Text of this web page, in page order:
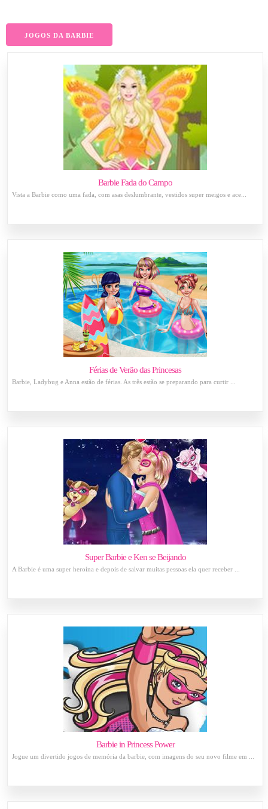
JOGOS DA BARBIE
Barbie Fada do Campo
Vista a Barbie como uma fada, com asas deslumbrante, vestidos super meigos e ace...
Férias de Verão das Princesas
Barbie, Ladybug e Anna estão de férias. As três estão se preparando para curtir ...
Super Barbie e Ken se Beijando
A Barbie é uma super heroína e depois de salvar muitas pessoas ela quer receber ...
Barbie in Princess Power
Jogue um divertido jogos de memória da barbie, com imagens do seu novo filme em ...